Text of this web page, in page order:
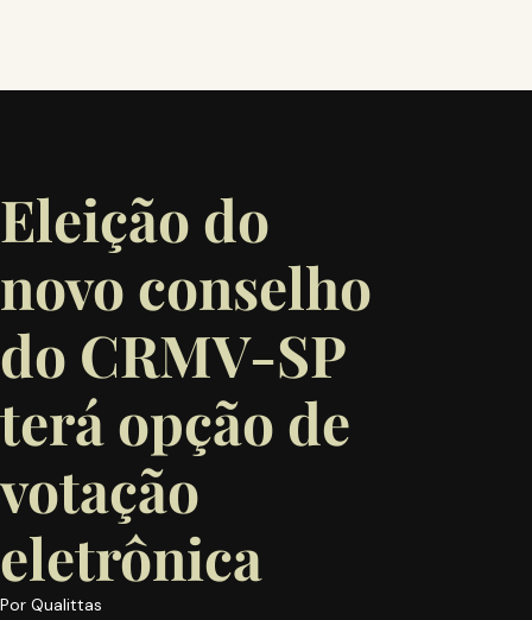
Eleição do
novo conselho
do CRMV-SP
terá opção de
votação
eletrônica
Por Qualittas